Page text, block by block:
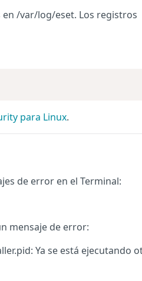
en /var/log/eset. Los registros
para Linux.
de error en el Terminal:
mensaje de error:
Ya se está ejecutando